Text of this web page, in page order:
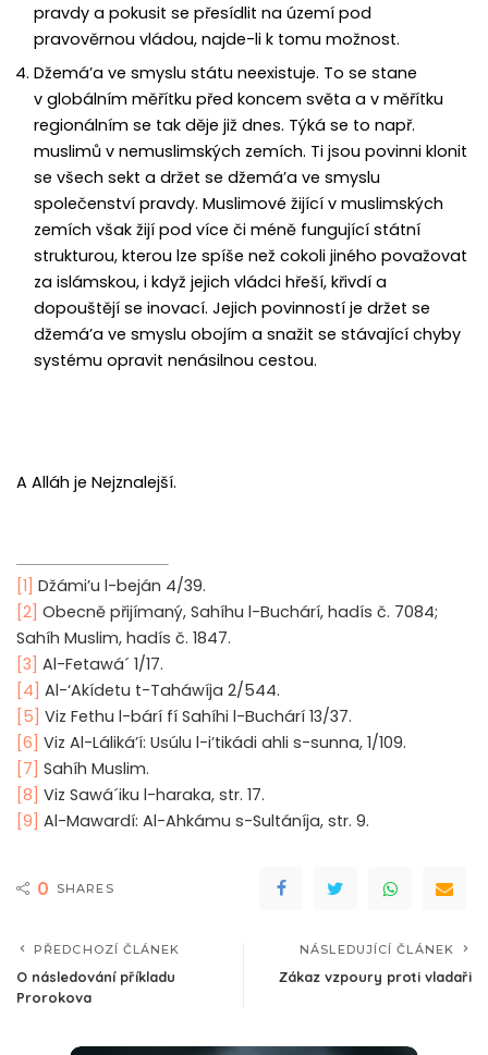
pravdy a pokusit se přesídlit na území pod
pravověrnou vládou, najde-li k tomu možnost.
Džemá’a ve smyslu státu neexistuje. To se stane
v globálním měřítku před koncem světa a v měřítku
regionálním se tak děje již dnes. Týká se to např.
muslimů v nemuslimských zemích. Ti jsou povinni klonit
se všech sekt a držet se džemá’a ve smyslu
společenství pravdy. Muslimové žijící v muslimských
zemích však žijí pod více či méně fungující státní
strukturou, kterou lze spíše než cokoli jiného považovat
za islámskou, i když jejich vládci hřeší, křivdí a
dopouštějí se inovací. Jejich povinností je držet se
džemá’a ve smyslu obojím a snažit se stávající chyby
systému opravit nenásilnou cestou.
A Alláh je Nejznalejší.
[1] Džámi’u l-beján 4/39.
[2] Obecně přijímaný, Sahíhu l-Buchárí, hadís č. 7084;
Sahíh Muslim, hadís č. 1847.
[3] Al-Fetawá´ 1/17.
[4] Al-‘Akídetu t-Taháwíja 2/544.
[5] Viz Fethu l-bárí fí Sahíhi l-Buchárí 13/37.
[6] Viz Al-Láliká’í: Usúlu l-i’tikádi ahli s-sunna, 1/109.
[7] Sahíh Muslim.
[8] Viz Sawá´iku l-haraka, str. 17.
[9] Al-Mawardí: Al-Ahkámu s-Sultáníja, str. 9.
0 SHARES
PŘEDCHOZÍ ČLÁNEK
O následování příkladu
Prorokova
NÁSLEDUJÍCÍ ČLÁNEK
Zákaz vzpoury proti vladaři